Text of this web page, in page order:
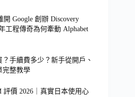
開 Google 創辦 Discovery
工程傳奇為何牽動 Alphabet
手續費多少？新手從開戶、
完整教學
評價 2026｜真實日本使用心